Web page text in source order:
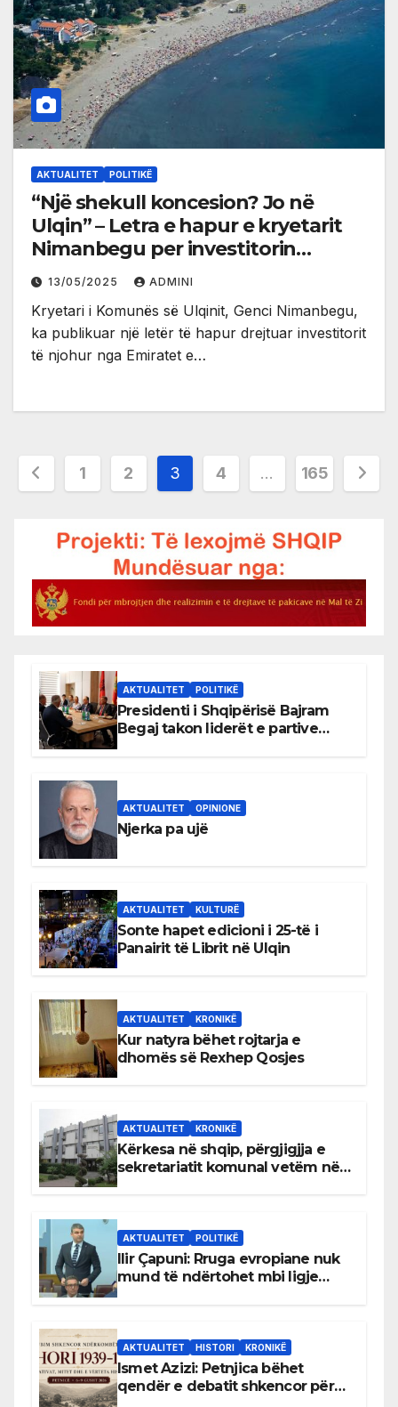
AKTUALITET POLITIKË
“Një shekull koncesion? Jo në
Ulqin” – Letra e hapur e kryetarit
Nimanbegu per investitorin
Mohamed Alabbar
13/05/2025 ADMINI
Kryetari i Komunës së Ulqinit, Genci Nimanbegu,
ka publikuar një letër të hapur drejtuar investitorit
të njohur nga Emiratet e…
Posts
1 2 3 4 … 165
AKTUALITET POLITIKË
Presidenti i Shqipërisë Bajram
Begaj takon liderët e partive
AKTUALITET OPINIONE
Njerka pa ujë
AKTUALITET KULTURË
Sonte hapet edicioni i 25-të i
Panairit të Librit në Ulqin
AKTUALITET KRONIKË
Kur natyra bëhet rojtarja e
dhomës së Rexhep Qosjes
AKTUALITET KRONIKË
Kërkesa në shqip, përgjigjja e
sekretariatit komunal vetëm në
AKTUALITET POLITIKË
Ilir Çapuni: Rruga evropiane nuk
mund të ndërtohet mbi ligje
AKTUALITET HISTORI KRONIKË
Ismet Azizi: Petnjica bëhet
qendër e debatit shkencor për